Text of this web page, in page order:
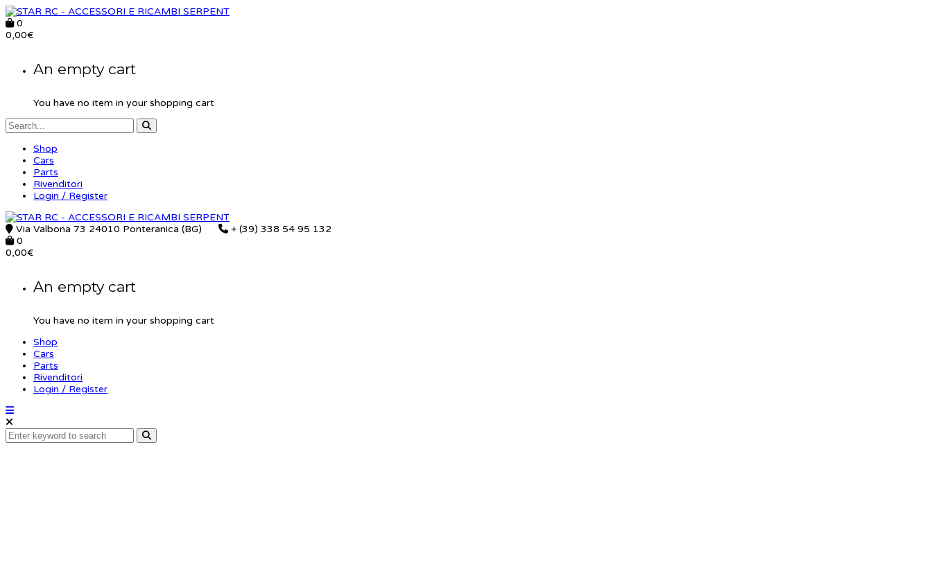
0
0,00€
An empty cart
You have no item in your shopping cart
Shop
Cars
Parts
Rivenditori
Login / Register
Via Valbona 73 24010 Ponteranica (BG)
+ (39) 338 54 95 132
0
0,00€
An empty cart
You have no item in your shopping cart
Shop
Cars
Parts
Rivenditori
Login / Register